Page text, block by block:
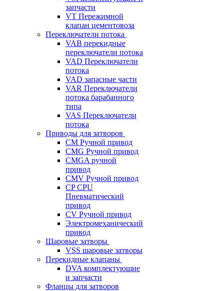
запчасти
VT Пережимной
клапан цементовоза
Переключатели потока
VAB перекидные
переключатели потока
VAD Переключатели
потока
VAD запасные части
VAR Переключатели
потока барабанного
типа
VAS Переключатели
потока
Приводы для затворов
СМ Ручной привод
CMG Ручной привод
CMGA ручной
привод
CMV Ручной привод
CP CPU
Пневматический
привод
CV Ручной привод
Электромеханический
привод
Шаровые затворы
VSS шаровые затворы
Перекидные клапаны
DVA комплектующие
и запчасти
Фланцы для затворов